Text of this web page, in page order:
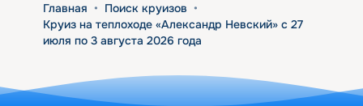
Главная • Поиск круизов •
Круиз на теплоходе «Александр Невский» с 27
июля по 3 августа 2026 года